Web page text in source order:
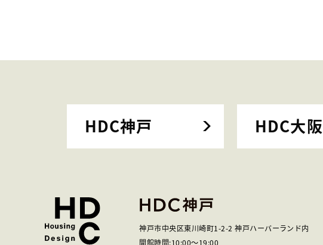
HDC神戸 HDC大阪
神戸市中央区東川崎町1-2-2神戸ハーバーランド内
開館時間:10:00～19:00